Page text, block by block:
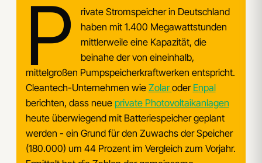
P
rivate Stromspeicher in Deutschland
haben mit 1.400 Megawattstunden
mittlerweile eine Kapazität, die
beinahe der von eineinhalb,
mittelgroßen Pumpspeicherkraftwerken entspricht.
Cleantech-Unternehmen wie Zolaroder Enpal
berichten, dass neue private Photovoltaikanlagen
heute überwiegend mit Batteriespeicher geplant
werden - ein Grund für den Zuwachs der Speicher
(180.000) um 44 Prozent im Vergleich zum Vorjahr.